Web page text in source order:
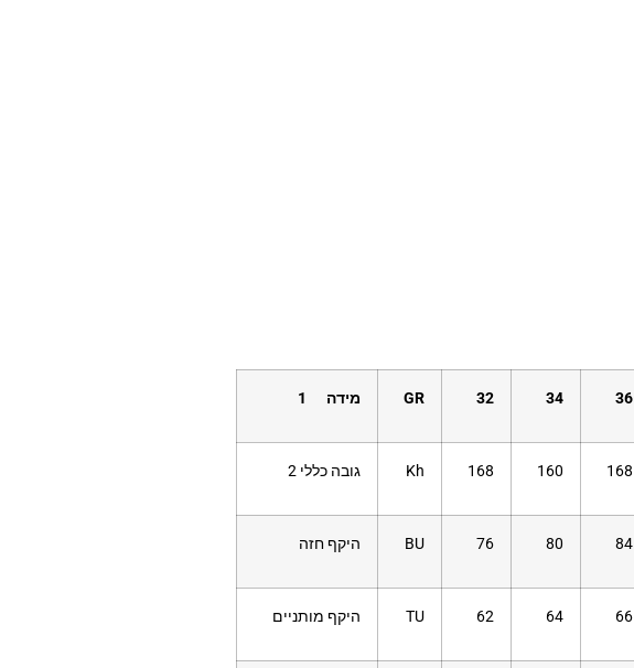
36
34
32
GR מידה 1
168
160
168
Kh גובה כללי 2
84
80
76
BU היקף חזה
66
64
62
TU היקף מותניים